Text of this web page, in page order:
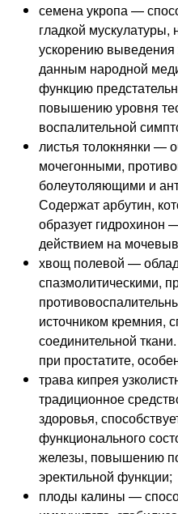
семена укропа —
гладкой
ускорению выведения
данным народной
функцию
повышению уровня
воспалительной
листья толокнянки —
мочегонными,
болеутоляющими и
Содержат арбутин,
образует
действием на
хвощ полевой —
спазмолитическими,
источником кремния,
соединительной
при простатите,
трава кипрея
традиционное
здоровья,
функционального
железы, повышению
эректильной функции;
плоды калины —